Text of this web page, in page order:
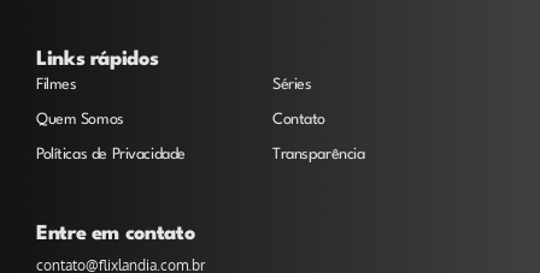
Links rápidos
Filmes Séries
Quem Somos Contato
Políticas de Privacidade Transparência
Entre em contato
contato@flixlandia.com.br